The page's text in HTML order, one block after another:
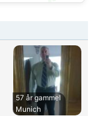
57 år gammel
Munich